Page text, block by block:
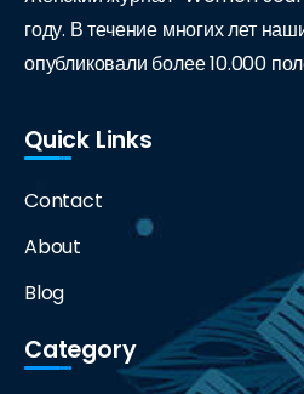
году. В течение многих лет
опубликовали более 10.000
Quick Links
Contact
About
Blog
Category